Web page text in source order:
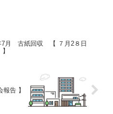
7月 古紙回収 【 ７月2８日
告 】